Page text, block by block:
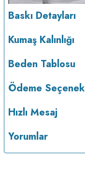
Baskı Detayları
Kumaş Kalınlığı
Beden Tablosu
Ödeme
Hızlı Mesaj
Yorumlar